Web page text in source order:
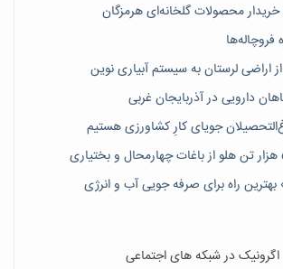
محصولات گلخانه‌ای هرمزگان
جویای کارِ کشاورزی هستیم
راه برای صرفه جویی آب و انرژی
اگرونیک در شبکه های اجتماعی